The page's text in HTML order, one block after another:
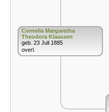
Cornelia Margaretha
Theodora Klaassen
geb. 23 Juli 1885
overl.